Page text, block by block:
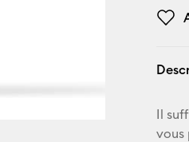
Il
vous